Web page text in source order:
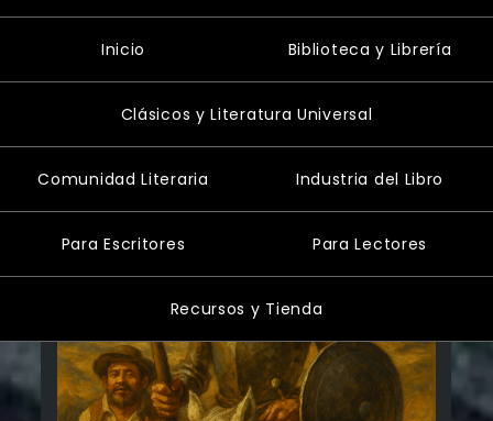
Inicio Biblioteca y Librería
Clásicos y Literatura Universal
Comunidad Literaria Industria del Libro
Para Escritores Para Lectores
Recursos y Tienda